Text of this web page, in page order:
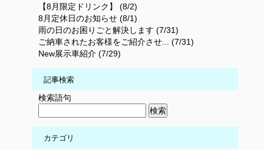
【8月限定ドリンク】 (8/2)
8月定休日のお知らせ (8/1)
雨の日のお困りごと解決します (7/31)
ご納車されたお客様をご紹介させ... (7/31)
New展示車紹介 (7/29)
記事検索
検索語句
カテゴリ